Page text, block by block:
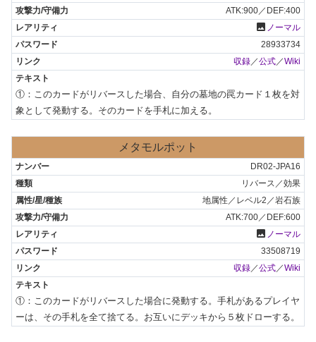
ATK:900／DEF:400
photo ノーマル
28933734
収録／公式／Wiki
①：このカードがリバースした場合、自分の墓地の罠カード１枚を対
象として発動する。そのカードを手札に加える。
メタモルポット
DR02-JPA16
リバース／効果
地属性／レベル2／岩石族
ATK:700／DEF:600
photo ノーマル
33508719
収録 ／公式 ／Wiki
①：このカードがリバースした場合に発動する。手札があるプレイヤ
ーは、その手札を全て捨てる。お互いにデッキから５枚ドローする。